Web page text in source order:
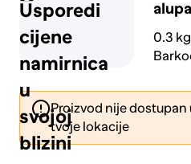
Usporedi
cijene
namirnica
u
svojoj
blizini
0.3 kg
Proizvod nije
tvoje lokacije